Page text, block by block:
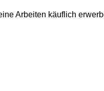
Arbeiten käuflich